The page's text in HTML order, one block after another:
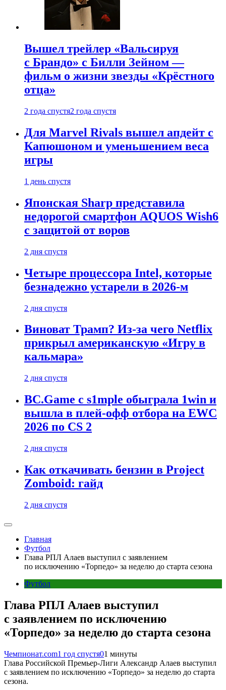
Вышел трейлер «Вальсируя
с Брандо» с Билли Зейном —
фильм о жизни звезды «Крёстного
отца»
2 года спустя2 года спустя
Для Marvel Rivals вышел апдейт с
Капюшоном и уменьшением веса
игры
1 день спустя
Японская Sharp представила
недорогой смартфон AQUOS Wish6
с защитой от воров
2 дня спустя
Четыре процессора Intel, которые
безнадежно устарели в 2026-м
2 дня спустя
Виноват Трамп? Из-за чего Netflix
прикрыл американскую «Игру в
кальмара»
2 дня спустя
BC.Game с s1mple обыграла 1win и
вышла в плей-офф отбора на EWC
2026 по CS 2
2 дня спустя
Как откачивать бензин в Project
Zomboid: гайд
2 дня спустя
Главная
Футбол
Глава РПЛ Алаев выступил с заявлением
по исключению «Торпедо» за неделю до старта сезона
Футбол
Глава РПЛ Алаев выступил
с заявлением по исключению
«Торпедо» за неделю до старта сезона
Чемпионат.com1 год спустя01 минуты
Глава Российской Премьер-Лиги Александр Алаев выступил
с заявлением по исключению «Торпедо» за неделю до старта
сезона.